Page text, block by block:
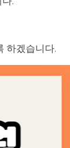
하겠습니다.